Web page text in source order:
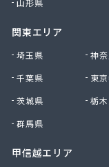
サノガスセンタ
浅野産業株式
浅野産業株式
浅野産業株式
ッツ/
関東エリア
埼玉県
神
千葉県
東
茨城県
栃
群馬県
甲信越エリア